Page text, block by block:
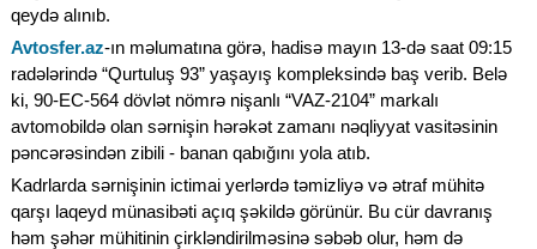
qeydə alınıb.
Avtosfer.az-ın məlumatına görə, hadisə mayın 13-də saat 09:15
radələrində “Qurtuluş 93” yaşayış kompleksində baş verib. Belə
ki, 90-EC-564 dövlət nömrə nişanlı “VAZ-2104” markalı
avtomobildə olan sərnişin hərəkət zamanı nəqliyyat vasitəsinin
pəncərəsindən zibili - banan qabığını yola atıb.
Kadrlarda sərnişinin ictimai yerlərdə təmizliyə və ətraf mühitə
qarşı laqeyd münasibəti açıq şəkildə görünür. Bu cür davranış
həm şəhər mühitinin çirkləndirilməsinə səbəb olur, həm də